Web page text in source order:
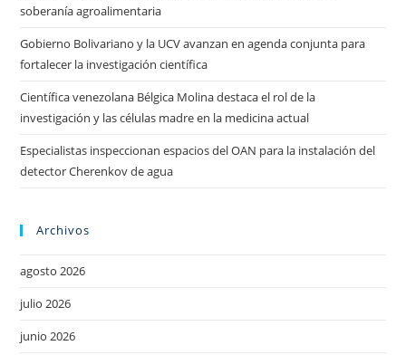
soberanía agroalimentaria
Gobierno Bolivariano y la UCV avanzan en agenda conjunta para
fortalecer la investigación científica
Científica venezolana Bélgica Molina destaca el rol de la
investigación y las células madre en la medicina actual
Especialistas inspeccionan espacios del OAN para la instalación del
detector Cherenkov de agua
Archivos
agosto 2026
julio 2026
junio 2026